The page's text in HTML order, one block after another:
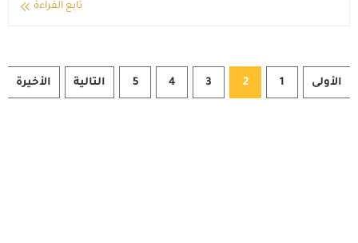
تابع القراءة
الأولى 1
2
3
4
5 التالية الأخيرة